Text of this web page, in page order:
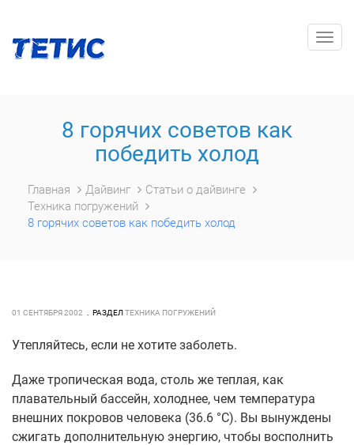
8 горячих советов как
победить холод
Главная Дайвинг
Статьи о дайвинге
Техника погружений
8 горячих советов как победить холод
01 СЕНТЯБРЯ 2002 РАЗДЕЛТЕХНИКА ПОГРУЖЕНИЙ
Утепляйтесь, если не хотите заболеть.
Даже тропическая вода, столь же теплая, как
плавательный бассейн, холоднее, чем температура
внешних покровов человека (36.6 °С). Вы вынуждены
сжигать дополнительную энергию, чтобы восполнить